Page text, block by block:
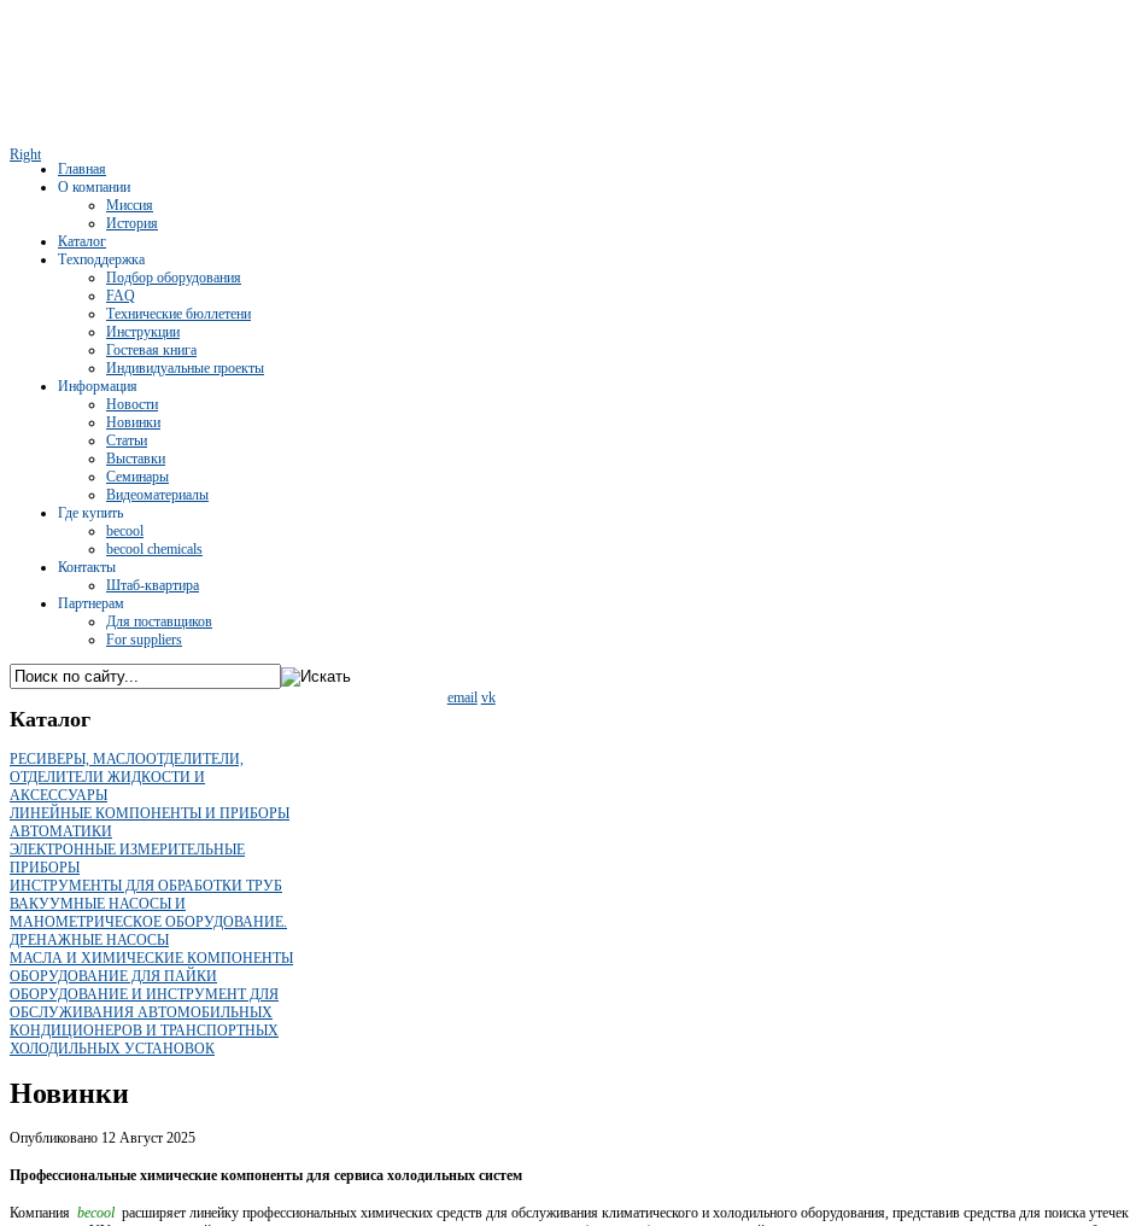
Right
Главная
О компании
Миссия
История
Каталог
Техподдержка
Подбор оборудования
FAQ
Технические бюллетени
Инструкции
Гостевая книга
Индивидуальные проекты
Информация
Новости
Новинки
Статьи
Выставки
Семинары
Видеоматериалы
Где купить
becool
becool chemicals
Контакты
Штаб-квартира
Партнерам
Для поставщиков
For suppliers
email vk
Каталог
РЕСИВЕРЫ, МАСЛООТДЕЛИТЕЛИ,
ОТДЕЛИТЕЛИ ЖИДКОСТИ И
АКСЕССУАРЫ
ЛИНЕЙНЫЕ КОМПОНЕНТЫ И ПРИБОРЫ
АВТОМАТИКИ
ЭЛЕКТРОННЫЕ ИЗМЕРИТЕЛЬНЫЕ
ПРИБОРЫ
ИНСТРУМЕНТЫ ДЛЯ ОБРАБОТКИ ТРУБ
ВАКУУМНЫЕ НАСОСЫ И
МАНОМЕТРИЧЕСКОЕ ОБОРУДОВАНИЕ.
ДРЕНАЖНЫЕ НАСОСЫ
МАСЛА И ХИМИЧЕСКИЕ КОМПОНЕНТЫ
ОБОРУДОВАНИЕ ДЛЯ ПАЙКИ
ОБОРУДОВАНИЕ И ИНСТРУМЕНТ ДЛЯ
ОБСЛУЖИВАНИЯ АВТОМОБИЛЬНЫХ
КОНДИЦИОНЕРОВ И ТРАНСПОРТНЫХ
ХОЛОДИЛЬНЫХ УСТАНОВОК
Новинки
Опубликовано 12 Август 2025
Профессиональные химические компоненты для сервиса холодильных систем
Компания becool расширяет линейку профессиональных химических средств для обслуживания климатического и холодильного оборудования, представив средства для поиска утечек